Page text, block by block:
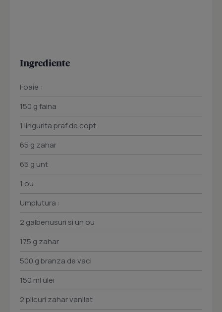
Ingrediente
Foaie :
150 g faina
1 lingurita praf de copt
65 g zahar
65 g unt
1 ou
Umplutura :
2 galbenusuri si un ou
175 g zahar
500 g branza de vaci
150 ml ulei
2 plicuri zahar vanilat